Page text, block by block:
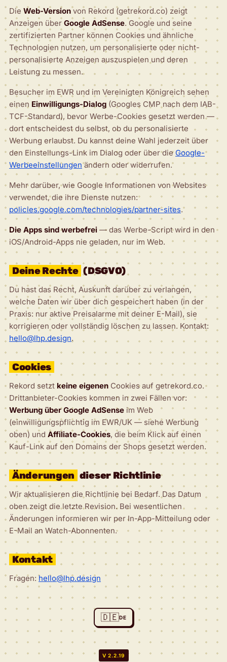
Die Web-Versionvon Rekord (getrekord.co) zeigt
Anzeigen über Google AdSense. Google und seine
zertifizierten Partner können Cookies und ähnliche
Technologien nutzen, um personalisierte oder nicht-
personalisierte Anzeigen auszuspielen und deren
Leistung zu messen.
Besucher im EWR und im Vereinigten Königreich sehen
einen Einwilligungs-Dialog (Googles CMP nach dem IAB-
TCF-Standard), bevor Werbe-Cookies gesetzt werden —
dort entscheidest du selbst, ob du personalisierte
Werbung erlaubst. Du kannst deine Wahl jederzeit über
den Einstellungs-Link im Dialog oder über die Google-
Werbeeinstellungenändern oder widerrufen.
Mehr darüber, wie Google Informationen von Websites
verwendet, die ihre Dienste nutzen:
policies.google.com/technologies/partner-sites.
Die Apps sind werbefrei — das Werbe-Script wird in den
iOS/Android-Apps nie geladen, nur im Web.
Deine Rechte (DSGVO)
Du hast das Recht, Auskunft darüber zu verlangen,
welche Daten wir über dich gespeichert haben (in der
Praxis: nur aktive Preisalarme mit deiner E-Mail), sie
korrigieren oder vollständig löschen zu lassen. Kontakt:
hello@lhp.design.
Cookies
Rekord setzt keine eigenen Cookies auf getrekord.co.
Drittanbieter-Cookies kommen in zwei Fällen vor:
Werbung über Google AdSense im Web
(einwilligungspflichtig im EWR/UK — siehe Werbung
oben) und Affiliate-Cookies, die beim Klick auf einen
Kauf-Link auf den Domains der Shops gesetzt werden.
Änderungen dieser Richtlinie
Wir aktualisieren die Richtlinie bei Bedarf. Das Datum
oben zeigt die letzte Revision. Bei wesentlichen
Änderungen informieren wir per In-App-Mitteilung oder
E-Mail an Watch-Abonnenten.
Kontakt
Fragen:hello@lhp.design
🇩🇪DE
V 2.2.19